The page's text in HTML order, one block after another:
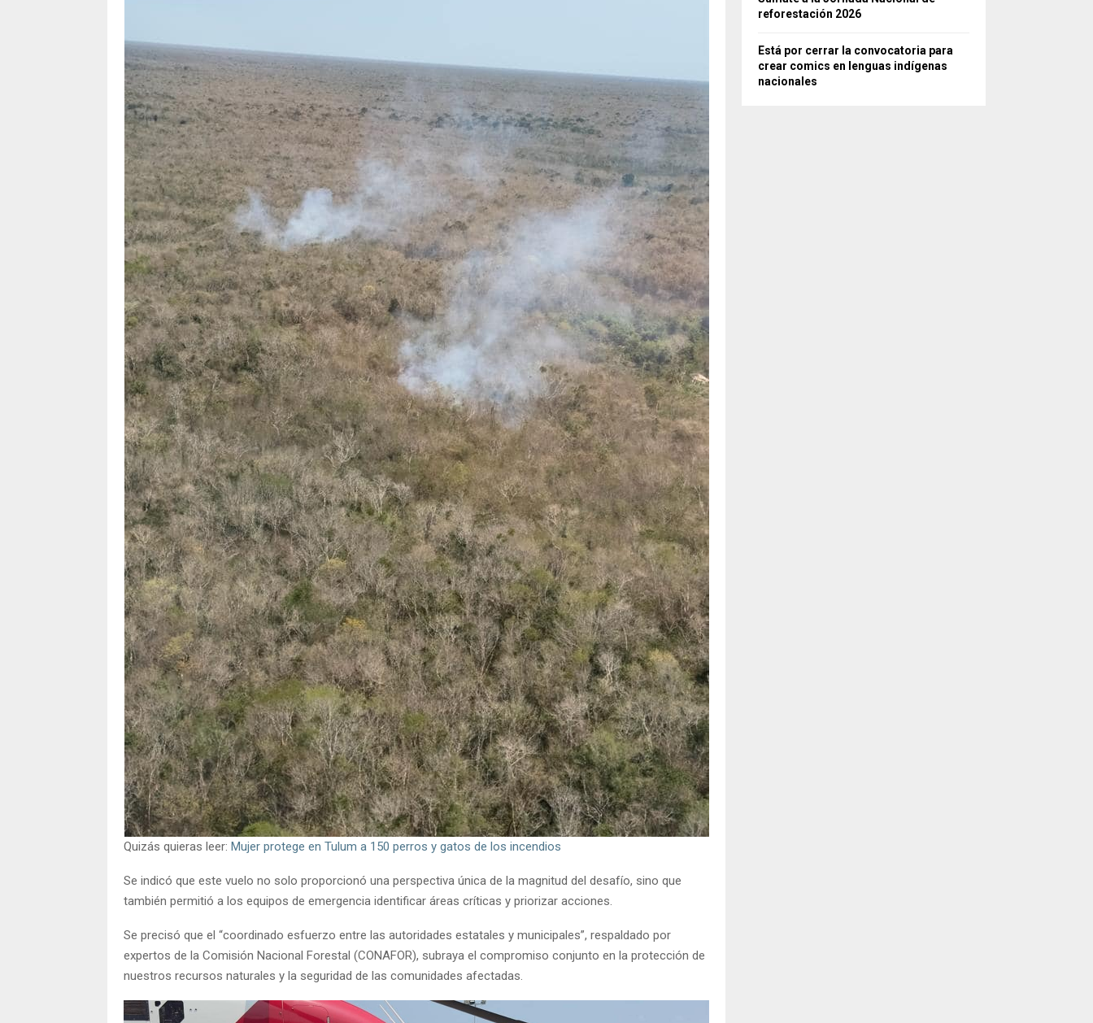
Quizás quieras leer: Mujer protege en Tulum a 150 perros y gatos de los incendios
Se indicó que este vuelo no solo proporcionó una perspectiva única de la magnitud del desafío, sino que
también permitió a los equipos de emergencia identificar áreas críticas y priorizar acciones.
Se precisó que el “coordinado esfuerzo entre las autoridades estatales y municipales”, respaldado por
expertos de la Comisión Nacional Forestal (CONAFOR), subraya el compromiso conjunto en la protección de
nuestros recursos naturales y la seguridad de las comunidades afectadas.
reforestación 2026
Está por cerrar la convocatoria para
crear comics en lenguas indígenas
nacionales